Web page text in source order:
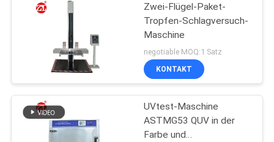
Zwei-Flügel-Paket-
Tropfen-Schlagversuch-
Maschine
negotiable MOQ:1 Satz
KONTAKT
UVtest-Maschine
ASTMG53 QUV in der
Farbe und